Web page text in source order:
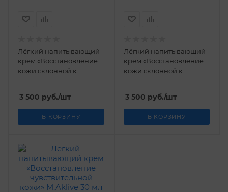
Лёгкий напитывающий
крем «Восстановление
кожи склонной к
3 500 руб./шт
В КОРЗИНУ
Лёгкий напитывающий
крем «Восстановление
кожи склонной к
3 500 руб./шт
В КОРЗИНУ